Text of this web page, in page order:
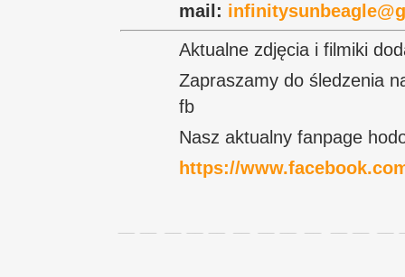
mail:
Aktualne zdjęcia i filmiki
Zapraszamy do śledzenia
fb
Nasz aktualny fanpage
https://